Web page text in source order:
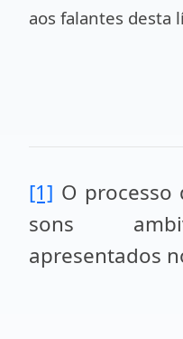
aos falantes desta
[1] O
sons
apresentados